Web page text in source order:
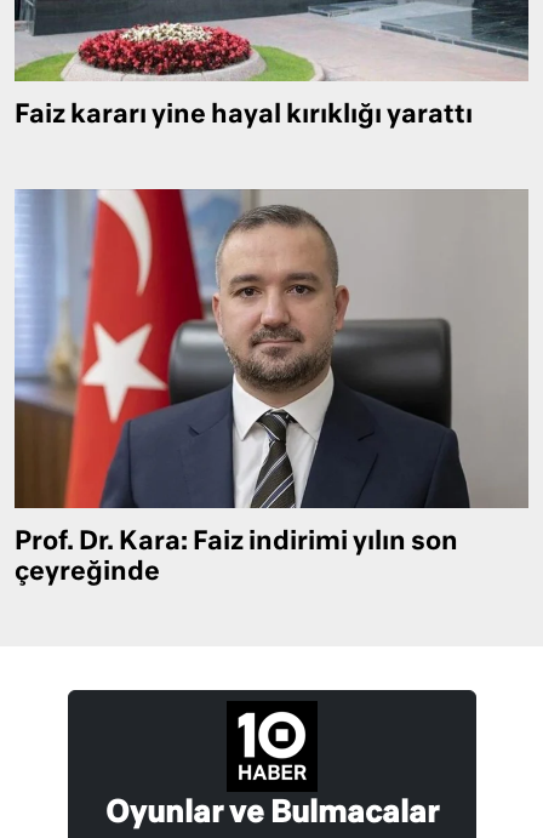
Faiz kararı yine hayal kırıklığı yarattı
Prof. Dr. Kara: Faiz indirimi yılın son
çeyreğinde
Oyunlar ve Bulmacalar